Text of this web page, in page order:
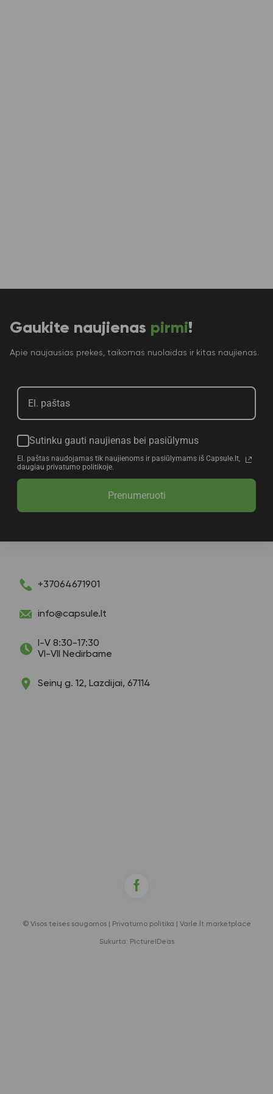
Gaukite naujienas pirmi!
Apie naujausias prekes, taikomas nuolaidas ir kitas naujienas.
Sutinku gauti naujienas bei pasiūlymus
El. paštas naudojamas tik naujienoms ir pasiūlymams iš Capsule.lt,
daugiau privatumo politikoje.
Prenumeruoti
+37064671901
info@capsule.lt
I-V 8:30-17:30
VI-VII Nedirbame
Seinų g. 12, Lazdijai, 67114
© Visos teisės saugomos | Privatumo politika Varle.lt marketplace
Sukurta: PictureIDeas